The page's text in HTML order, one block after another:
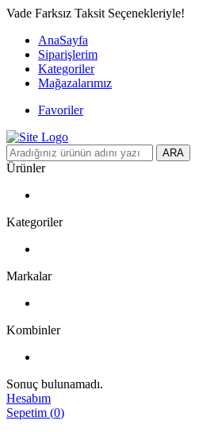
Vade Farksız Taksit Seçenekleriyle!
AnaSayfa
Siparişlerim
Kategoriler
Mağazalarımız
Favoriler
ARA
Ürünler
Kategoriler
Markalar
Kombinler
Sonuç bulunamadı.
Hesabım
Sepetim (0)